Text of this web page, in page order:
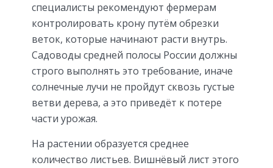
специалисты рекомендуют фермерам
контролировать крону путём обрезки
веток, которые начинают расти внутрь.
Садоводы средней полосы России должны
строго выполнять это требование, иначе
солнечные лучи не пройдут сквозь густые
ветви дерева, а это приведёт к потере
части урожая.
На растении образуется среднее
количество листьев. Вишнёвый лист этого